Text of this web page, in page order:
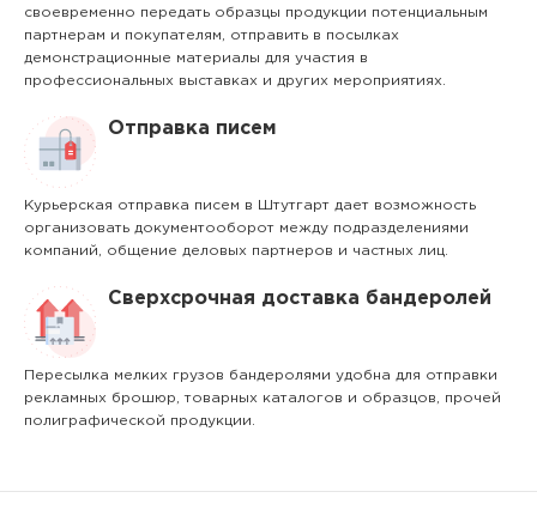
своевременно передать образцы продукции потенциальным
партнерам и покупателям, отправить в посылках
демонстрационные материалы для участия в
профессиональных выставках и других мероприятиях.
Отправка писем
Курьерская отправка писем в Штутгарт дает возможность
организовать документооборот между подразделениями
компаний, общение деловых партнеров и частных лиц.
Сверхсрочная доставка бандеролей
Пересылка мелких грузов бандеролями удобна для отправки
рекламных брошюр, товарных каталогов и образцов, прочей
полиграфической продукции.